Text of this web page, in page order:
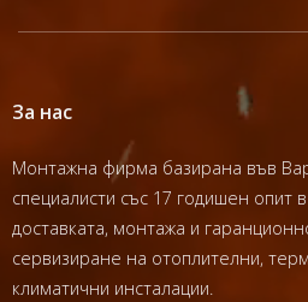
За нас
Монтажна фирма базирана във
специалисти със 17 годишен опит
доставката, монтажа и
сервизиране на отоплителни,
климатични инсталации.